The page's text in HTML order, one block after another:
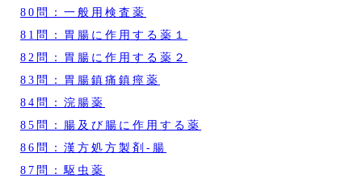
80問：一般用検査薬
81問：胃腸に作用する薬１
82問：胃腸に作用する薬２
83問：胃腸鎮痛鎮痙薬
84問：浣腸薬
85問：腸及び腸に作用する薬
86問：漢方処方製剤‐腸
87問：駆虫薬